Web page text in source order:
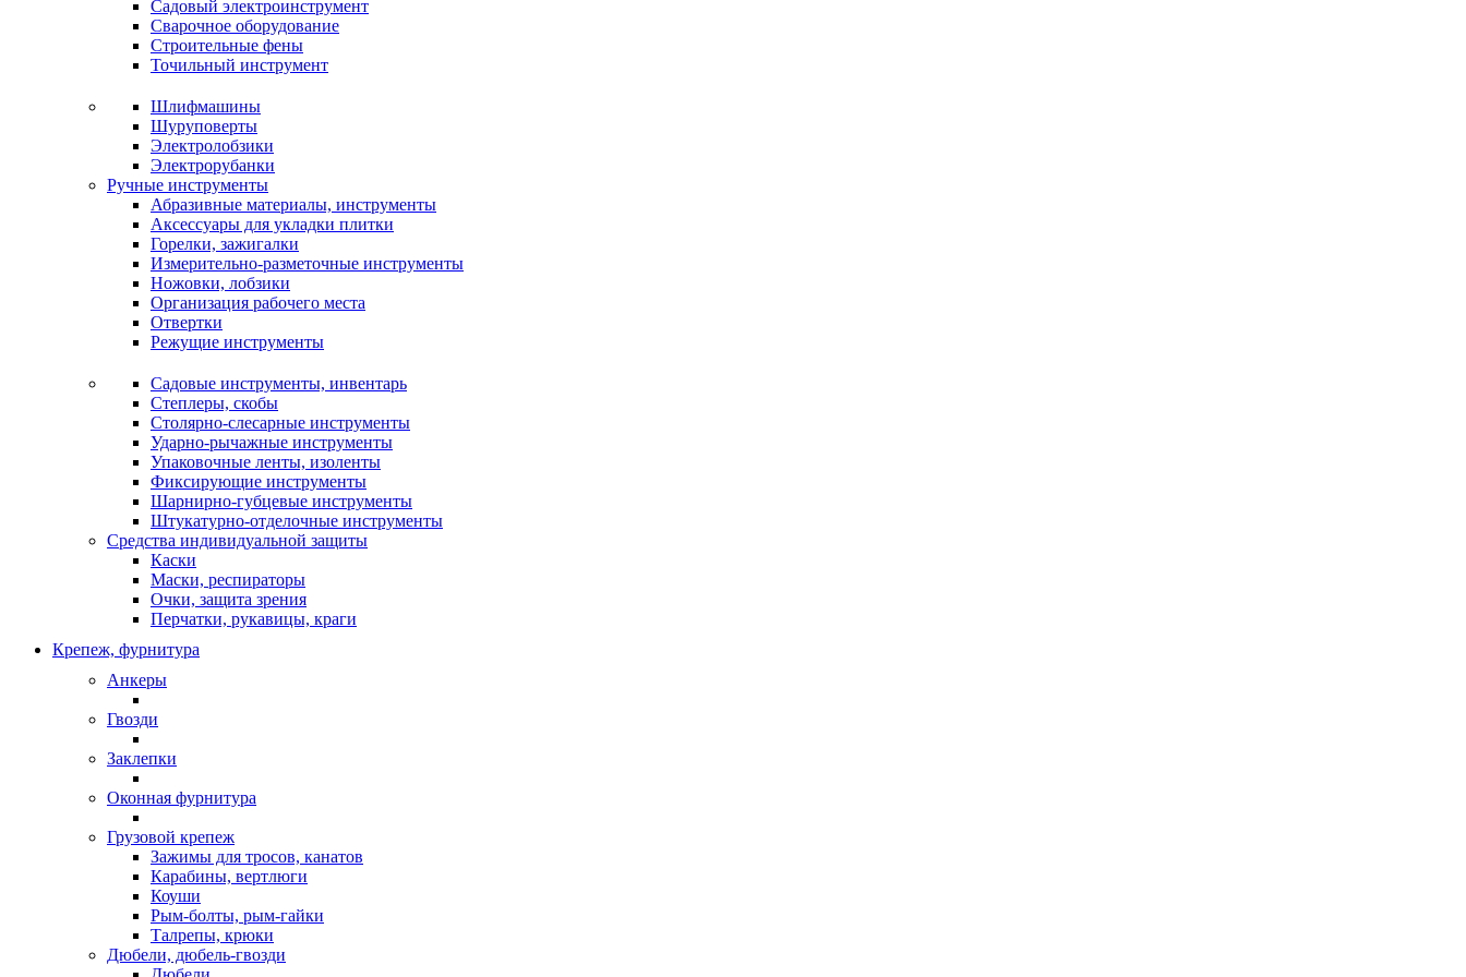
Садовый электроинструмент
Сварочное оборудование
Строительные фены
Точильный инструмент
Шлифмашины
Шуруповерты
Электролобзики
Электрорубанки
Ручные инструменты
Абразивные материалы, инструменты
Аксессуары для укладки плитки
Горелки, зажигалки
Измерительно-разметочные инструменты
Ножовки, лобзики
Организация рабочего места
Отвертки
Режущие инструменты
Садовые инструменты, инвентарь
Степлеры, скобы
Столярно-слесарные инструменты
Ударно-рычажные инструменты
Упаковочные ленты, изоленты
Фиксирующие инструменты
Шарнирно-губцевые инструменты
Штукатурно-отделочные инструменты
Средства индивидуальной защиты
Каски
Маски, респираторы
Очки, защита зрения
Перчатки, рукавицы, краги
Крепеж, фурнитура
Анкеры
Гвозди
Заклепки
Оконная фурнитура
Грузовой крепеж
Зажимы для тросов, канатов
Карабины, вертлюги
Коуши
Рым-болты, рым-гайки
Талрепы, крюки
Дюбели, дюбель-гвозди